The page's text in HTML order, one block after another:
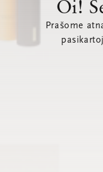
Oi!
Prašome